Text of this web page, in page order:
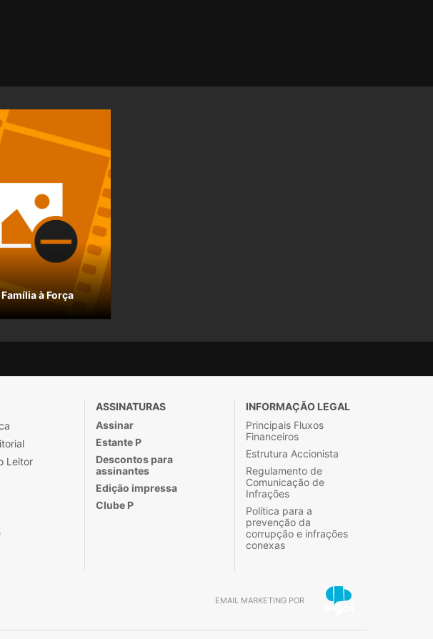
Família à Força
Leitor
ASSINATURAS
Assinar
Estante P
Descontos para
assinantes
Edição impressa
Clube P
INFORMAÇÃO LEGAL
Principais Fluxos
Financeiros
Estrutura Accionista
Regulamento de
Comunicação de
Infrações
Política para a
prevenção da
corrupção e infrações
conexas
EMAIL MARKETING POR